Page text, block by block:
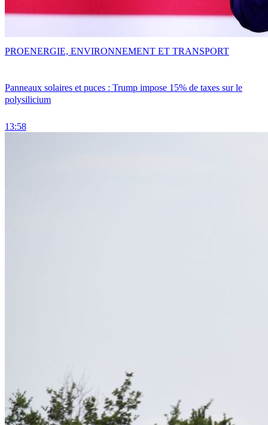
Panneaux solaires et puces : Trump impose 15% de taxes sur le
polysilicium
13:58
PROENERGIE, ENVIRONNEMENT ET TRANSPORT